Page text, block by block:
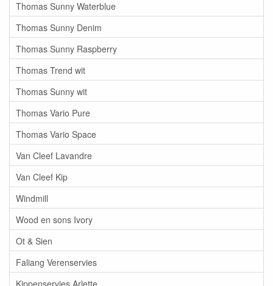
Thomas Sunny Waterblue
Thomas Sunny Denim
Thomas Sunny Raspberry
Thomas Trend wit
Thomas Sunny wit
Thomas Vario Pure
Thomas Vario Space
Van Cleef Lavandre
Van Cleef Kip
Windmill
Wood en sons Ivory
Ot & Sien
Faliang Verenservies
Kippenservies Arlette